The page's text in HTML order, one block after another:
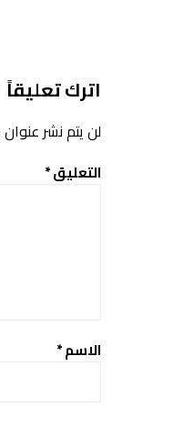
اترك تعليقاً
لن يتم نشر عنوان
التعليق*
الاسم*